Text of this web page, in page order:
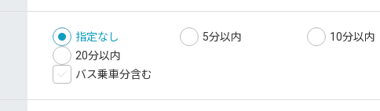
指定なし 5分以内 10分以内
20分以内
バス乗車分含む